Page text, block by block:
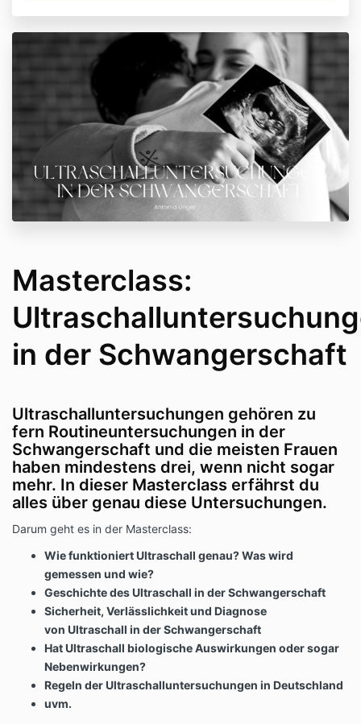
Masterclass:
in der Schwangerschaft
Ultraschalluntersuchungen gehören zu
fern Routineuntersuchungen in der
Schwangerschaft und die meisten Frauen
haben mindestens drei, wenn nicht sogar
mehr. In dieser Masterclass erfährst du
alles über genau diese Untersuchungen.
Darum geht es in der Masterclass:
Wie funktioniert Ultraschall genau? Was wird
gemessen und wie?
Geschichte des Ultraschall in der Schwangerschaft
Sicherheit, Verlässlichkeit und Diagnose
von Ultraschall in der Schwangerschaft
Hat Ultraschall biologische Auswirkungen oder sogar
Nebenwirkungen?
Regeln der Ultraschalluntersuchungen in Deutschland
uvm.